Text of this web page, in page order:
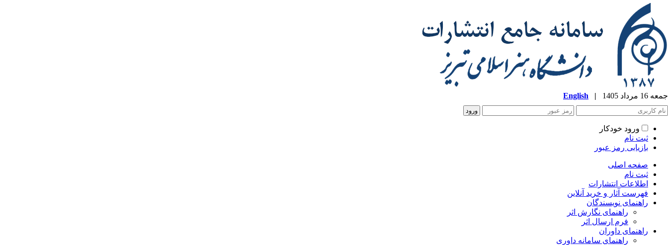
جمعه 16 مرداد 1405 |
English
ورود خودکار
ثبت نام
بازیابی رمز عبور
صفحه اصلی
ثبت نام
اطلاعات انتشارات
فهرست آثار و خرید آنلاین
راهنمای نویسندگان
راهنمای نگارش اثر
فرم ارسال اثر
راهنمای داوران
راهنمای سامانه داوری